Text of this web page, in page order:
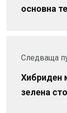
основна
Следваща
Хибриден
зелена